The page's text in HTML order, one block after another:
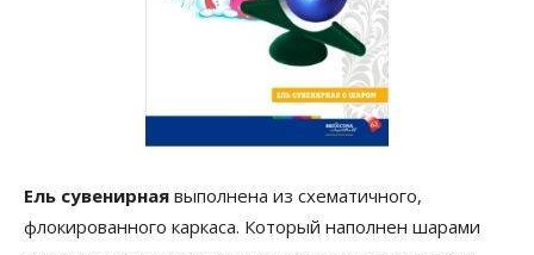
Ель сувенирная выполнена из схематичного,
флокированного каркаса. Который наполнен шарами